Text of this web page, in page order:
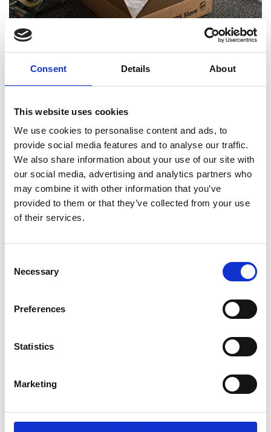
Consent Details About
This website uses cookies
We use cookies to personalise content and ads, to
provide social media features and to analyse our traffic.
We also share information about your use of our site with
our social media, advertising and analytics partners who
may combine it with other information that you’ve
provided to them or that they’ve collected from your use
of their services.
Selection
Necessary
Preferences
Statistics
Marketing
Experts certifiés en emballage